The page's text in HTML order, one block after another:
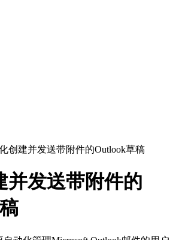
创建并发送带附件的Outlook草稿
并发送带附件的